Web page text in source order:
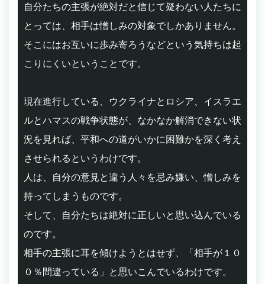
自分たちの主張が絶対だと信じて疑わない人たちに
とっては、相手は憎しみの対象でしかありません。
そこにはお互いに歩み寄ろうなどという気持ちは起
こりにくいということです。
現在進行している、ウクライナとロシア、イスラエ
ルとハマスの戦争状態が、なかなか解消できない状
況を見れば、平和への道がいかに困難かを深く考え
させられるというわけです。
人は、自分の意見と違う人々を忌み嫌い、憎しみを
持ってしまうものです。
そして、自分たちは絶対に正しいと思い込んでいる
のです。
相手の主張に耳を傾けようとはせず、「相手が１０
０％間違っている」と思いこんでいるわけです。